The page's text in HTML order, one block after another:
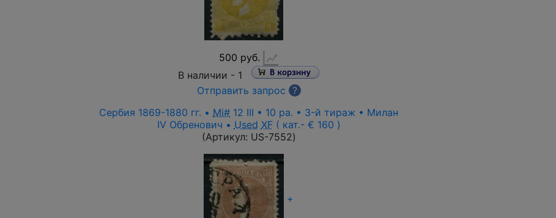
500 руб.
В наличии - 1
Отправить запрос
?
Сербия 1869-1880 гг. • Mi# 12 III • 10 pa. • 3-й тираж • Милан
IV Обренович • Used XF( кат.- € 160 )
(Артикул: US-7552)
+